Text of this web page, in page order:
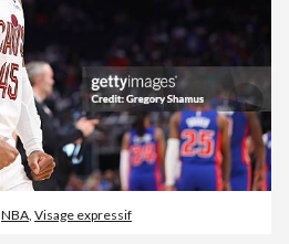
NBA, Visage expressif